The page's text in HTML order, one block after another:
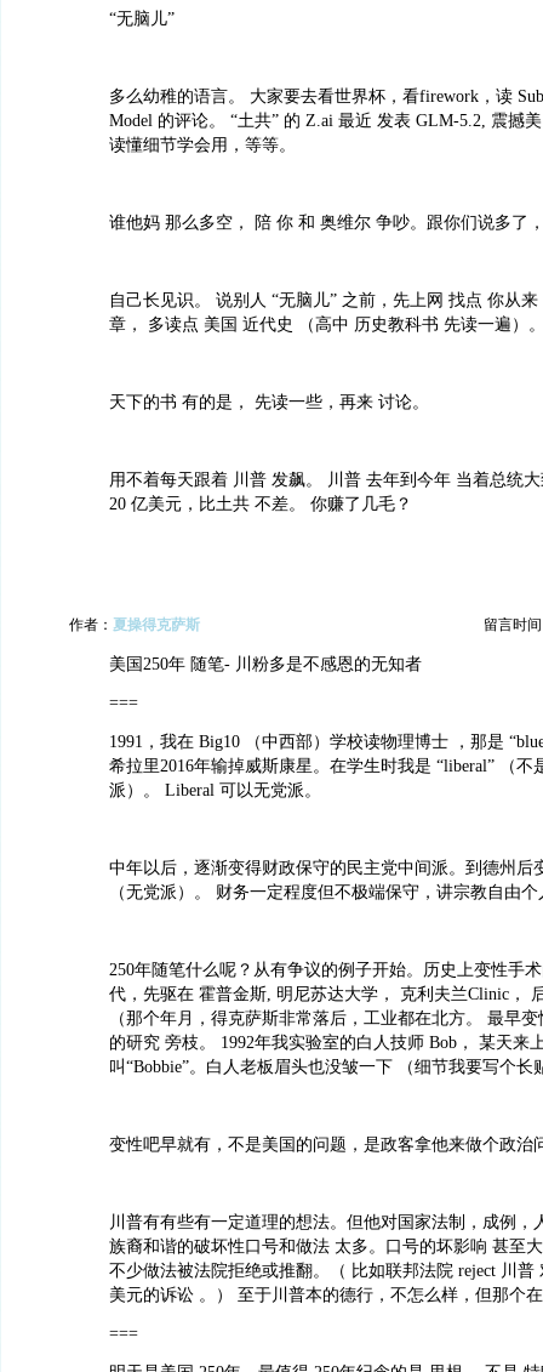
“无脑儿”
多么幼稚的语言。 大家要去看世界杯，看firework，读
Model 的评论。 “土共” 的 Z.ai 最近 发表 GLM-5.2, 震撼
读懂细节学会用，等等。
谁他妈 那么多空， 陪 你 和 奥维尔 争吵。跟你们说多了
自己长见识。 说别人 “无脑儿” 之前，先上网 找点 你从
章， 多读点 美国 近代史 （高中 历史教科书 先读一遍）
天下的书 有的是， 先读一些，再来 讨论。
用不着每天跟着 川普 发飙。 川普 去年到今年 当着总统
20 亿美元，比土共 不差。 你赚了几毛？
作者： 夏操得克萨斯 留言时间
美国250年 随笔- 川粉多是不感恩的无知者
===
1991，我在 Big10 （中西部）学校读物理博士 ，那是
希拉里2016年输掉威斯康星。在学生时我是 “liberal” （不
派）。 Liberal 可以无党派。
中年以后，逐渐变得财政保守的民主党中间派。到德州后
（无党派）。 财务一定程度但不极端保守，讲宗教自由
250年随笔什么呢？从有争议的例子开始。历史上变性手
代，先驱在 霍普金斯, 明尼苏达大学， 克利夫兰Clinic，
（那个年月，得克萨斯非常落后，工业都在北方。 最早
的研究 旁枝。 1992年我实验室的白人技师 Bob， 某天来
叫“Bobbie”。白人老板眉头也没皱一下 （细节我要写个长
变性吧早就有，不是美国的问题，是政客拿他来做个政治
川普有有些有一定道理的想法。但他对国家法制，成例，
族裔和谐的破坏性口号和做法 太多。口号的坏影响 甚至
不少做法被法院拒绝或推翻。（ 比如联邦法院 reject 川普
美元的诉讼 。） 至于川普本的德行，不怎么样，但那个
===